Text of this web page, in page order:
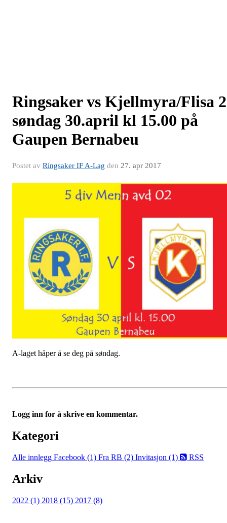
Ringsaker vs Kjellmyra/Flisa 2
søndag 30.april kl 15.00 på
Gaupen Bernabeu
Postet av Ringsaker IF A-Lag den 27. apr 2017
A-laget håper å se deg på søndag.
Logg inn for å skrive en kommentar.
Kategori
Alle innlegg Facebook (1) Fra RB (2) Invitasjon (1) RSS
Arkiv
2022 (1) 2018 (15) 2017 (8)